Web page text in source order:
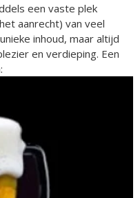
een vaste plek
aanrecht) van veel
inhoud, maar altijd
en verdieping. Een